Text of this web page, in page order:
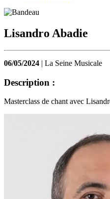
Lisandro Abadie
06/05/2024 | La Seine Musicale
Description :
Masterclass de chant avec